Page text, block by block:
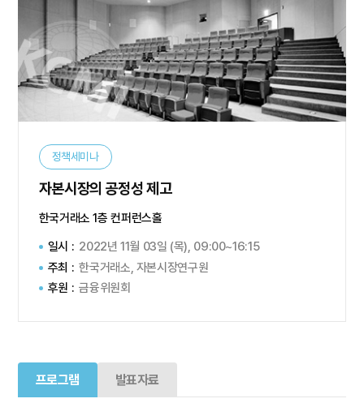
정책세미나
자본시장의 공정성 제고
한국거래소 1층 컨퍼런스홀
일시 : 2022년 11월 03일 (목), 09:00~16:15
주최 : 한국거래소, 자본시장연구원
후원 : 금융위원회
프로그램 발표자료